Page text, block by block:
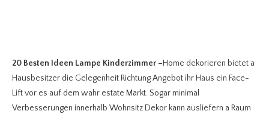
20 Besten Ideen Lampe Kinderzimmer –Home dekorieren bietet a
Hausbesitzer die Gelegenheit Richtung Angebot ihr Haus ein Face-
Lift vor es auf dem wahr estate Markt. Sogar minimal
Verbesserungen innerhalb Wohnsitz Dekor kann ausliefern a Raum